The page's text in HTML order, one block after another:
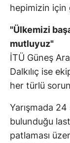
hepimizin için
"Ülkemizi
mutluyuz"
İTÜ Güneş
Dalkılıç ise
her türlü
Yarışmada
bulunduğu
patlaması